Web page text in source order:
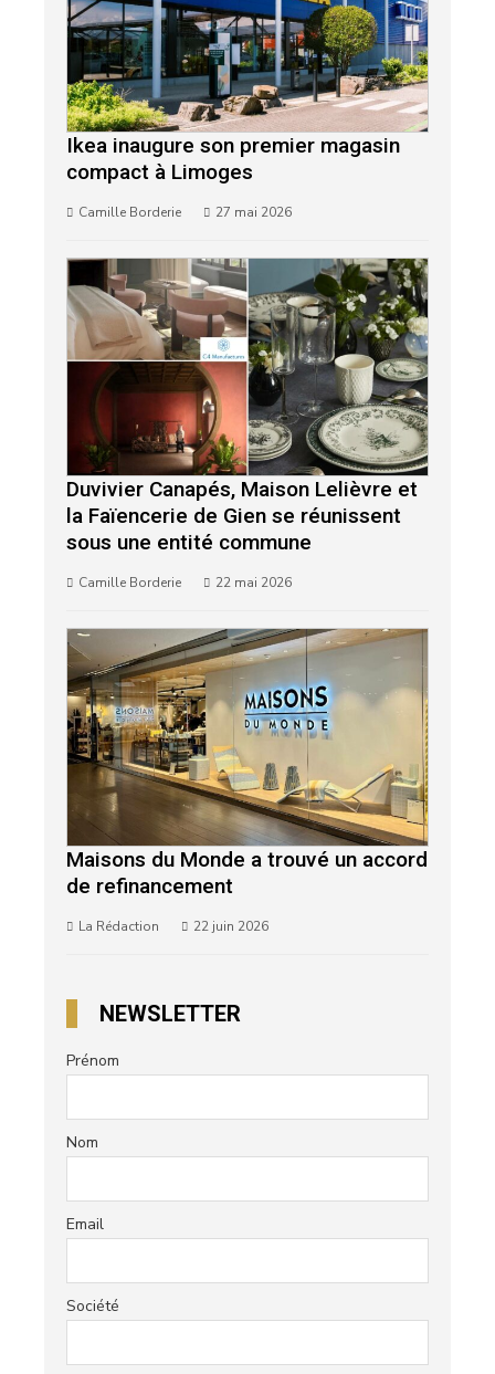
Ikea inaugure son premier magasin
compact à Limoges
Camille Borderie 27 mai 2026
Duvivier Canapés, Maison Lelièvre et
la Faïencerie de Gien se réunissent
sous une entité commune
Camille Borderie 22 mai 2026
Maisons du Monde a trouvé un accord
de refinancement
La Rédaction 22 juin 2026
NEWSLETTER
Prénom
Nom
Email
Société